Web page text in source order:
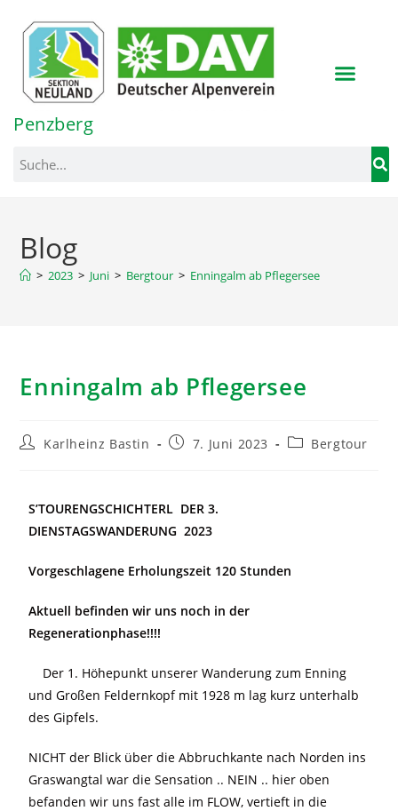
springen
Penzberg
Blog
> 2023 > Juni > Bergtour > Enningalm ab Pflegersee
Enningalm ab Pflegersee
Karlheinz Bastin 7. Juni 2023 Bergtour
S’TOURENGSCHICHTERL DER 3.
DIENSTAGSWANDERUNG 2023
Vorgeschlagene Erholungszeit 120 Stunden
Aktuell befinden wir uns noch in der
Regenerationphase!!!!
Der 1. Höhepunkt unserer Wanderung zum Enning
und Großen Feldernkopf mit 1928 m lag kurz unterhalb
des Gipfels.
NICHT der Blick über die Abbruchkante nach Norden ins
Graswangtal war die Sensation .. NEIN .. hier oben
befanden wir uns fast alle im FLOW, vertieft in die